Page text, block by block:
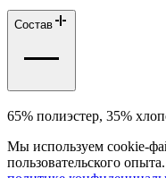
Состав
65% полиэстер, 35%
Мы используем cookie-
пользовательского